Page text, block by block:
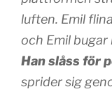
luften. Emil
och Emil
Han slåss för
sprider sig